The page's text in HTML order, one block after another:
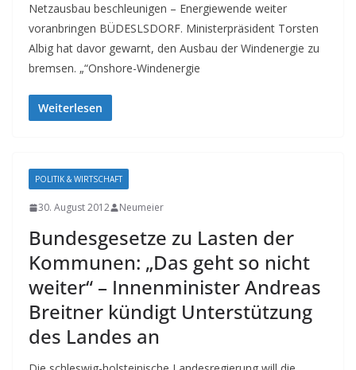
Netzausbau beschleunigen – Energiewende weiter
voranbringen BÜDESLSDORF. Ministerpräsident Torsten
Albig hat davor gewarnt, den Ausbau der Windenergie zu
bremsen. „“Onshore-Windenergie
Weiterlesen
POLITIK & WIRTSCHAFT
30. August 2012 Neumeier
Bundesgesetze zu Lasten der
Kommunen: „Das geht so nicht
weiter“ – Innenminister Andreas
Breitner kündigt Unterstützung
des Landes an